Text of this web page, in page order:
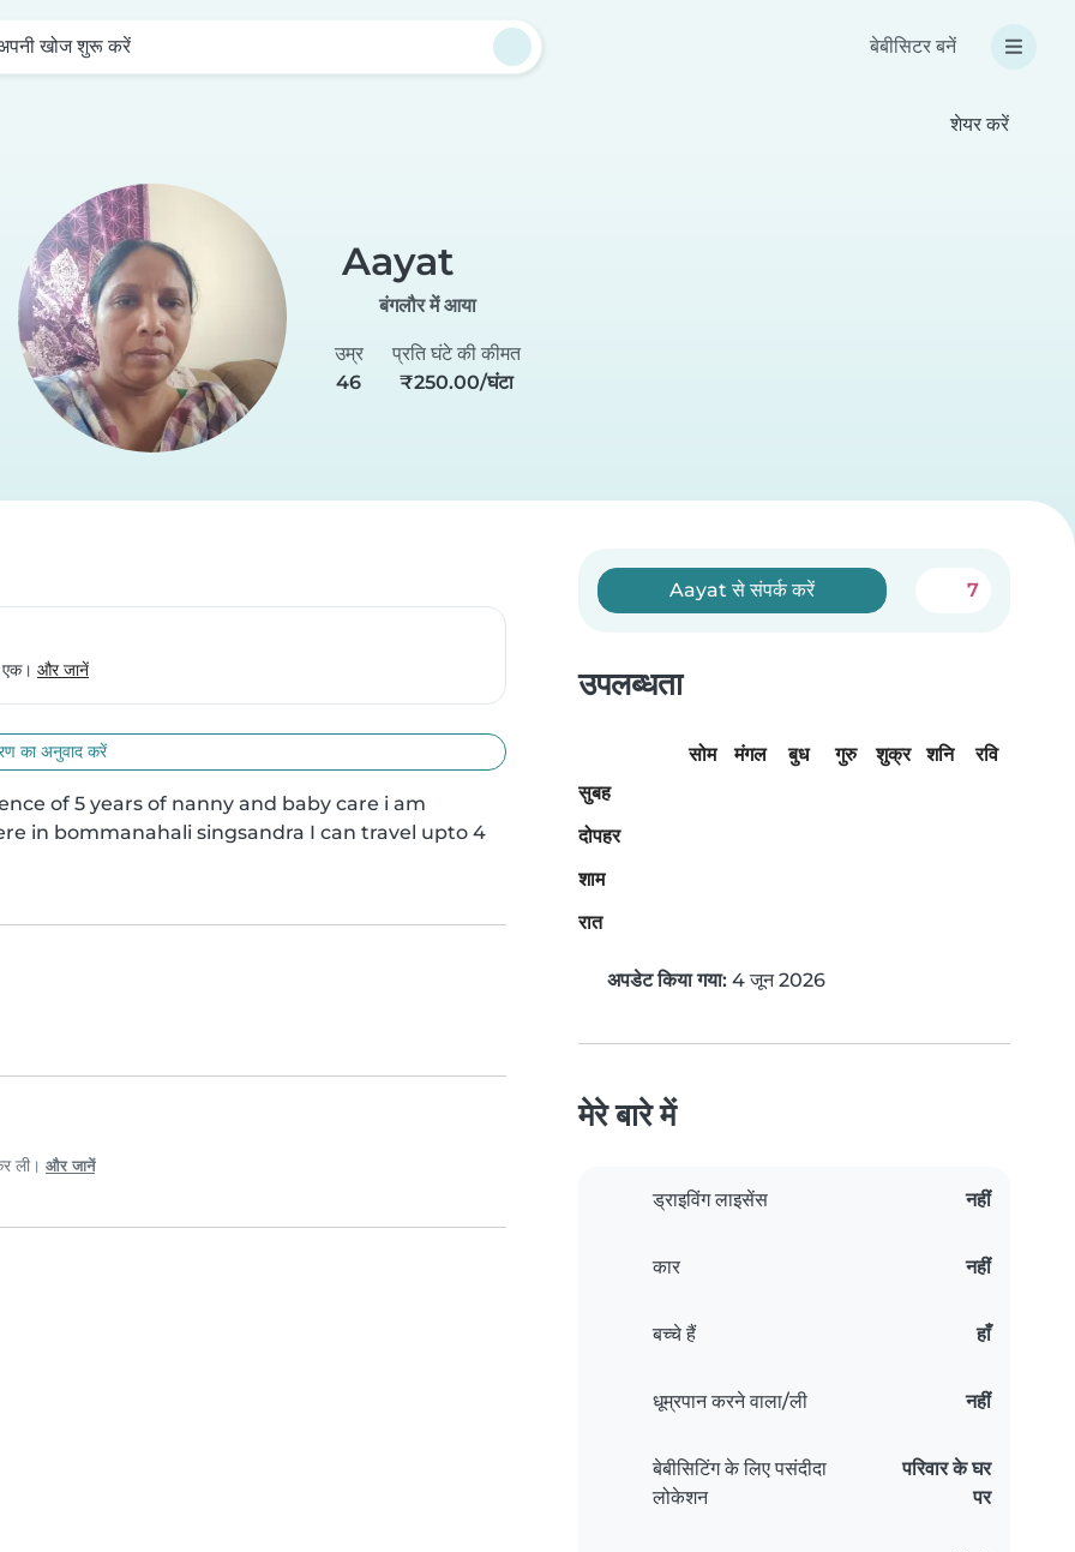
खोज शुरू करें बेबीसिटर बनें
शेयर करें
Aayat
बंगलौर में आया
उम्र
46
प्रति घंटे की कीमत
₹250.00/घंटा
एक। और जानें
का अनुवाद करें
of 5 years of nanny and baby care i am
in bommanahali singsandra I can travel upto 4
ली। और जानें
Aayat से संपर्क करें 7
उपलब्धता
सोम मंगल बुध गुरु शुक्र शनि
रवि
सुबह
दोपहर
शाम
रात
अपडेट किया गया: 4 जून 2026
मेरे बारे में
ड्राइविंग लाइसेंस नहीं
कार नहीं
बच्चे हैं हाँ
धूम्रपान करने वाला/ली नहीं
बेबीसिटिंग के लिए पसंदीदा
लोकेशन
परिवार के घर
पर